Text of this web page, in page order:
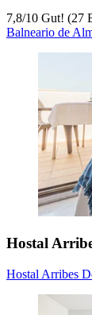
7,8/10 Gut! (27
Balneario de
Hostal
Hostal Arribes